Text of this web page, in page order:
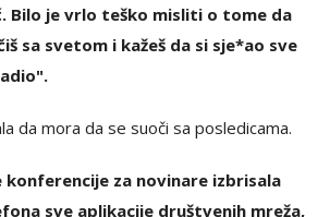
Bilo je vrlo teško misliti o tome da
sa svetom i kažeš da si sje*ao sve
da mora da se suoči sa posledicama.
konferencije za novinare izbrisala
sve aplikacije društvenih mreža,